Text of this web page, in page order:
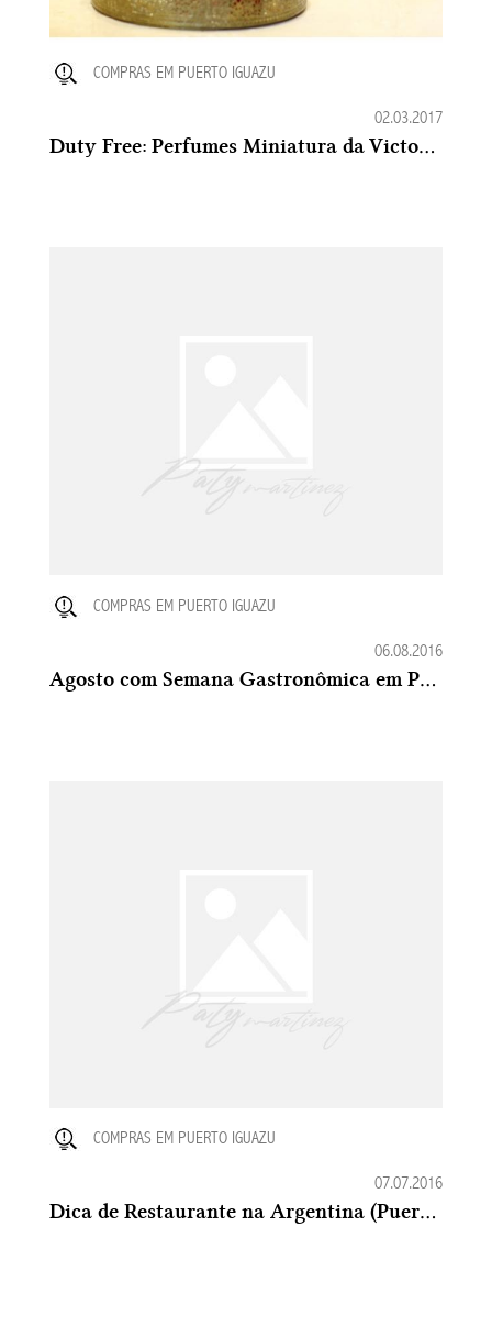
COMPRAS EM PUERTO IGUAZU
02.03.2017
Duty Free: Perfumes Miniatura da Victoria's Secret
COMPRAS EM PUERTO IGUAZU
06.08.2016
Agosto com Semana Gastronômica em Puerto Iguazu
COMPRAS EM PUERTO IGUAZU
07.07.2016
Dica de Restaurante na Argentina (Puerto Iguazu) : Te Amaré Maitena